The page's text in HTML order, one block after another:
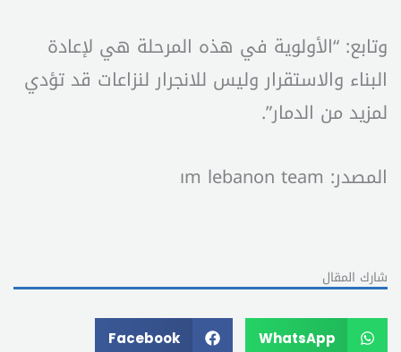
وتابع: “الأولوية في هذه المرحلة هي لإعادة
البناء والاستقرار وليس للانجرار لنزاعات قد تؤدي
لمزيد من الدمار”.
المصدر: ım lebanon team
شارك المقال
WhatsApp
Facebook